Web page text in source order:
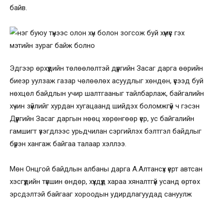
байв.
Эдгээр өрхүүдийн төлөөлөлтэй дүүргийн Засаг дарга өөрийн
биеэр уулзаж газар чөлөөлөх асуудлыг хөндөн, үүсээд буй
нөхцөл байдлын учир шалтгааныг тайлбарлаж, байгалийн
хүчин зүйлийг хурдан хугацаанд шийдэх боломжгүй ч гэсэн
Дүүргийн Засаг даргын нөөц хөрөнгөөр үер, ус байгалийн
гамшигт үзэгдлээс урьдчилан сэргийлэх бэлтгэл байдлыг
бүрэн хангаж байгаа талаар хэллээ.
Мөн Онцгой байдлын албаны дарга А.Алтансүх үерт автсан
хэсгүүдийн түвшин өндөр, хүүхдүүд хараа хяналтгүй усанд өртөх
эрсдэлтэй байгааг хороодын удирдлагуудад сануулж